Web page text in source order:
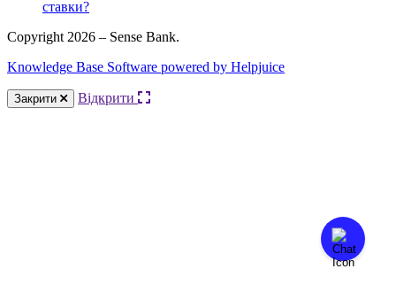
ставки?
Copyright 2026 – Sense Bank.
Knowledge Base Software powered by Helpjuice
Закрити Відкрити